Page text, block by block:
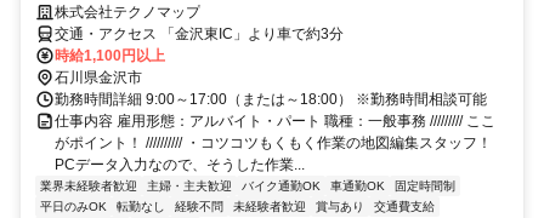
株式会社テクノマップ
交通・アクセス 「金沢東IC」より車で約3分
時給1,100円以上
石川県金沢市
勤務時間詳細 9:00～17:00（または～18:00） ※勤務時間相談可能
仕事内容 雇用形態：アルバイト・パート 職種：一般事務 ///////// ここ
がポイント！ ////////// ・コツコツもくもく作業の地図編集スタッフ！
PCデータ入力なので、そうした作業...
業界未経験者歓迎 主婦・主夫歓迎 バイク通勤OK 車通勤OK
固定時間制
平日のみOK
転勤なし 経験不問 未経験者歓迎 賞与あり
交通費支給